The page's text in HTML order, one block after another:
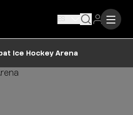
ES
Ice Hockey Arena